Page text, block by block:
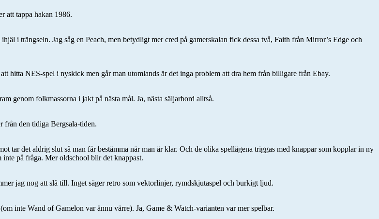
att tappa hakan 1986.
i trängseln. Jag såg en Peach, men betydligt mer cred på gamerskalan fick dessa två, Faith från Mirror’s Edge och
hitta NES-spel i nyskick men går man utomlands är det inga problem att dra hem från billigare från Ebay.
genom folkmassorna i jakt på nästa mål. Ja, nästa säljarbord alltså.
från den tidiga Bergsala-tiden.
tar det aldrig slut så man får bestämma när man är klar. Och de olika spellägena triggas med knappar som kopplar in ny
på fråga. Mer oldschool blir det knappast.
jag nog att slå till. Inget säger retro som vektorlinjer, rymdskjutaspel och burkigt ljud.
inte Wand of Gamelon var ännu värre). Ja, Game & Watch-varianten var mer spelbar.